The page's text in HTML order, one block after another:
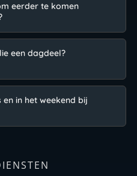
eerder te komen
een dagdeel?
en in het weekend bij